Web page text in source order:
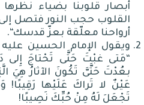
أبصار قلوبنا بضياء
القلوب حجب النور فتصل
أرواحنا معلّقة بعزّ قدسك“.
ويقول الإمام الحسين
“مَتى غبْتَ حَتَّى تَحْتاجَ إِلى
بعُدْتَ حَتَّىَّ تَكُونَ الآثارُ هِيَ
عَيْنٌ لا تَراكَ عَلَيْها رَقِيبًا!
تَجْعَلَ لَهُ مِنْ حُبِّكَ نَصِيبًا!